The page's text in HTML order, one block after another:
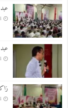
4 أسابيع ago
4 أسابيع ago
4 أسابيع ago